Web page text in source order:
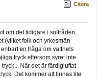
Citera
om det tidigare i soltråden,
(vilket folk och yrkesmän
en fråga om vattnets
tryck eftersom syret inte
När det är färdigluftat
Det kommer att finnas lite